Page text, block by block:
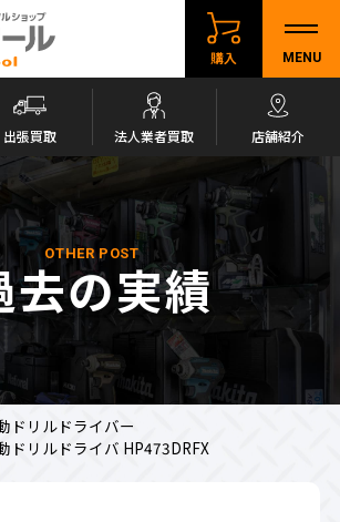
購入 MENU
出張買取 法人業者買取 店舗紹介
OTHER POST
去の実績
ドリルドライバー
ドリルドライバ HP473DRFX